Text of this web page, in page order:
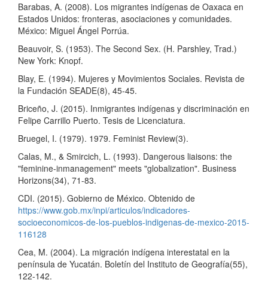
Barabas, A. (2008). Los migrantes indígenas de Oaxaca en
Estados Unidos: fronteras, asociaciones y comunidades.
México: Miguel Ángel Porrúa.
Beauvoir, S. (1953). The Second Sex. (H. Parshley, Trad.)
New York: Knopf.
Blay, E. (1994). Mujeres y Movimientos Sociales. Revista de
la Fundación SEADE(8), 45-45.
Briceño, J. (2015). Inmigrantes indígenas y discriminación en
Felipe Carrillo Puerto. Tesis de Licenciatura.
Bruegel, I. (1979). 1979. Feminist Review(3).
Calas, M., & Smircich, L. (1993). Dangerous liaisons: the
"feminine-inmanagement" meets "globalization". Business
Horizons(34), 71-83.
CDI. (2015). Gobierno de México. Obtenido de
https://www.gob.mx/inpi/articulos/indicadores-
socioeconomicos-de-los-pueblos-indigenas-de-mexico-2015-
116128
Cea, M. (2004). La migración indígena interestatal en la
península de Yucatán. Boletín del Instituto de Geografía(55),
122-142.